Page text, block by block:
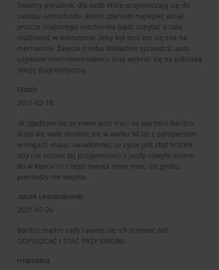
Świetny poradnik, dla osób które przymierzają się do
zakupu samochodu. Moim zdaniem najlepiej wziąć
jeszcze znajomego mechanika bądź zapytać o taką
możliwość w warsztacie, żeby był ktoś kto się zna na
mechanice. Zawsze trzeba dokładnie sprawdzić auto
używane miernikiem lakieru oraz wybrać się na pobliską
stację diagnostyczną.
Stach
2021-02-18
ok zgadzam sie ze nowe auto traci na wartości bardzo
duzo ale wole obudzic sie w wieku 90 lat z pampersem
w nogach majac swiadomosc ze zycie jest zbyt krótkie
aby nie zaznac tej przyjemnosci z jazdy nowym autem.
Bo w koncu co z tego zywota mam miec. Do grobu
pieniedzy nie wezme.
Jacek Lewandowski
2021-07-26
Bardzo mądre rady i warto się ich trzymać-NIE
ODPUSZCAĆ I STAĆ PRZY SWOIM.
marcelka